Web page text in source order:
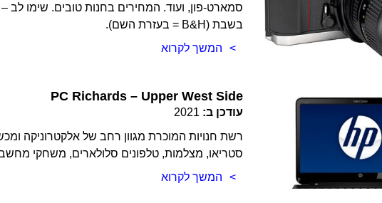
סמארט-פון, ועוד. המחירים בחנות טובים. שימו לב
בשבת (B&H = בעזרת השם).
המשך לקרוא
PC Richards – Upper West Side
עודכן ב: 2021
רשת חנויות המוכרת מגוון רחב של אלקטרוניקה
סטריאו, מצלמות, טלפונים סלולארים, משחקי
המשך לקרוא